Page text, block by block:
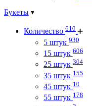
Букеты
Количество 610
5 штук 930
15 штук 606
25 штук 304
35 штук 155
45 штук 10
55 штук 178